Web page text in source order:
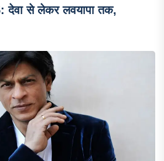
से लेकर लवयापा तक,